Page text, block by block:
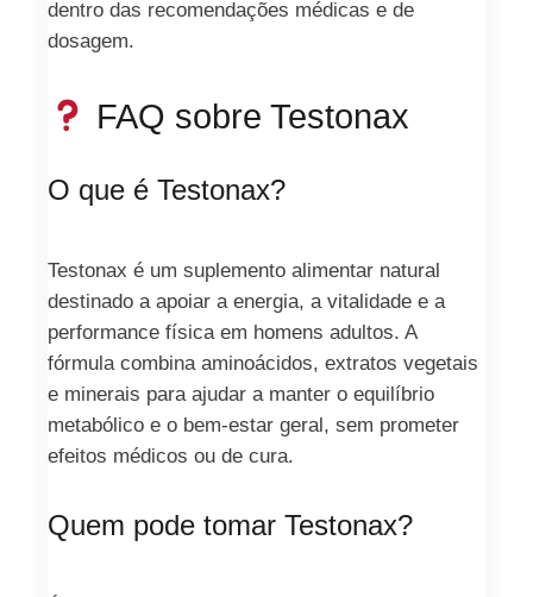
dentro das recomendações médicas e de
dosagem.
FAQ sobre Testonax
O que é Testonax?
Testonax é um suplemento alimentar natural
destinado a apoiar a energia, a vitalidade e a
performance física em homens adultos. A
fórmula combina aminoácidos, extratos vegetais
e minerais para ajudar a manter o equilíbrio
metabólico e o bem‑estar geral, sem prometer
efeitos médicos ou de cura.
Quem pode tomar Testonax?